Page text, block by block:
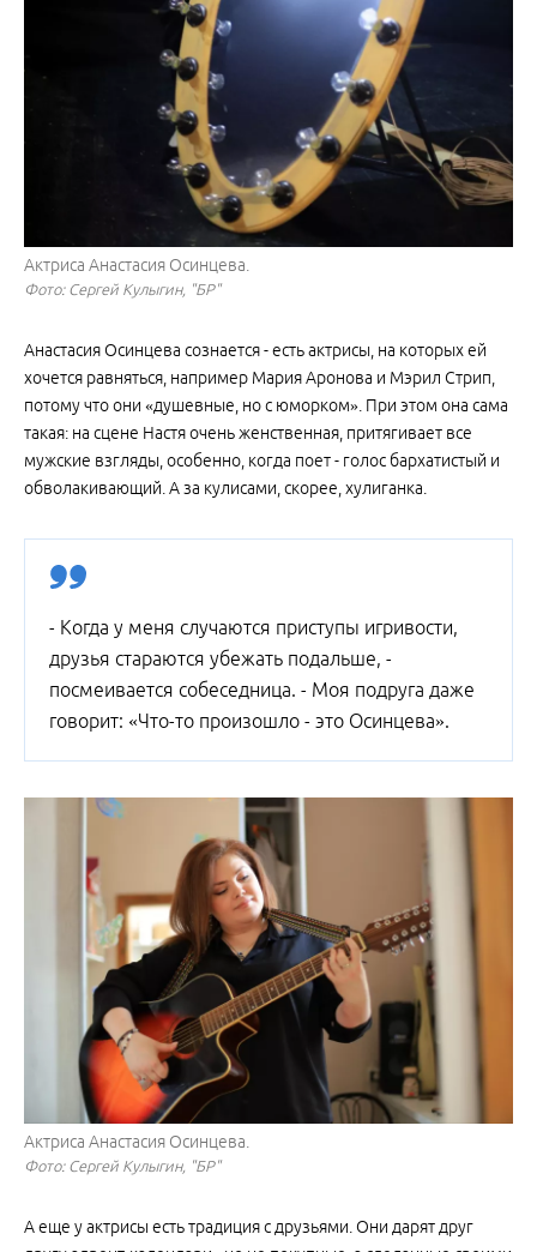
Актриса Анастасия Осинцева.
Фото: Сергей Кулыгин, "БР"
Анастасия Осинцева сознается - есть актрисы, на которых ей
хочется равняться, например Мария Аронова и Мэрил Стрип,
потому что они «душевные, но с юморком». При этом она сама
такая: на сцене Настя очень женственная, притягивает все
мужские взгляды, особенно, когда поет - голос бархатистый и
обволакивающий. А за кулисами, скорее, хулиганка.
- Когда у меня случаются приступы игривости,
друзья стараются убежать подальше, -
посмеивается собеседница. - Моя подруга даже
говорит: «Что-то произошло - это Осинцева».
Актриса Анастасия Осинцева.
Фото: Сергей Кулыгин, "БР"
А еще у актрисы есть традиция с друзьями. Они дарят друг